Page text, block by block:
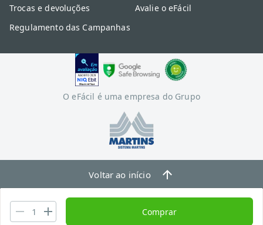
Trocas e devoluções
Regulamento das Campanhas
Avalie o eFácil
O eFácil é uma empresa do Grupo
Voltar ao início
Comprar